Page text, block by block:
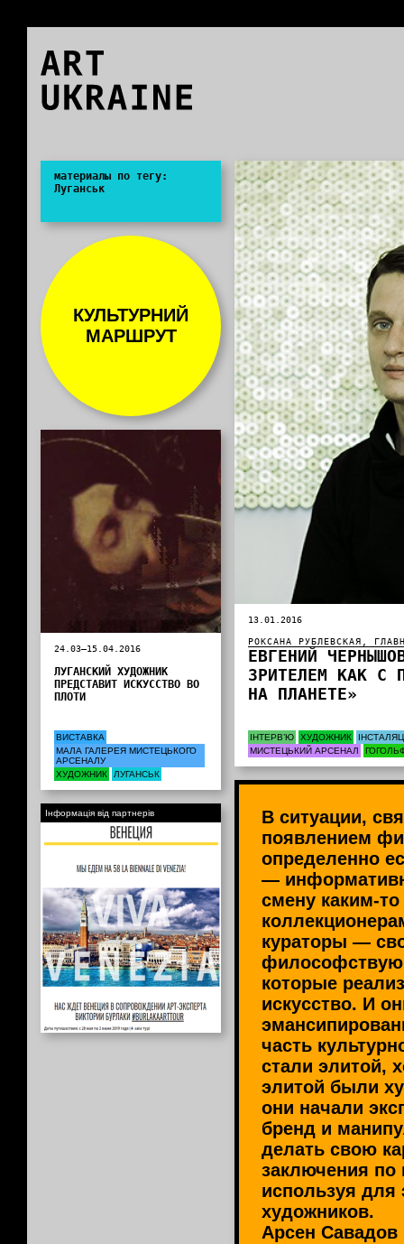
ART
UKRAINE
материалы по тегу:
Луганськ
13.01.2016
РОКСАНА РУБЛЕВСКАЯ,
ЕВГЕНИЙ
ЗРИТЕЛЕМ КАК С
НА ПЛАНЕТЕ»
ІНТЕРВ’Ю ХУДОЖНИК
МИСТЕЦЬКИЙ АРСЕНАЛ
КУЛЬТУРНИЙ
МАРШРУТ
24.03—15.04.2016
ЛУГАНСКИЙ ХУДОЖНИК
ПРЕДСТАВИТ ИСКУССТВО ВО
ПЛОТИ
ВИСТАВКА
МАЛА ГАЛЕРЕЯ МИСТЕЦЬКОГО
АРСЕНАЛУ
ХУДОЖНИК
ЛУГАНСЬК
В ситуации,
появлением
определенно
—
смену каким-
кураторы —
которые
искусство. И
часть
стали элитой,
элитой были
они начали
бренд и
делать свою
заключения по
используя для
художников.
Арсен Савадов
Інформація від партнерів